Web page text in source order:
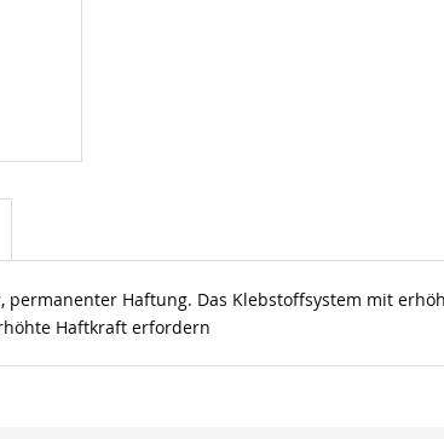
Haftung. Das Klebstoffsystem mit
Haftkraft erfordern